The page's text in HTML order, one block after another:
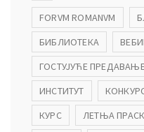
FORVM ROMANVM
БИБЛИОТЕКА
ГОСТУЈУЋЕ
ИНСТИТУТ
КУРС
ЛЕТЊА